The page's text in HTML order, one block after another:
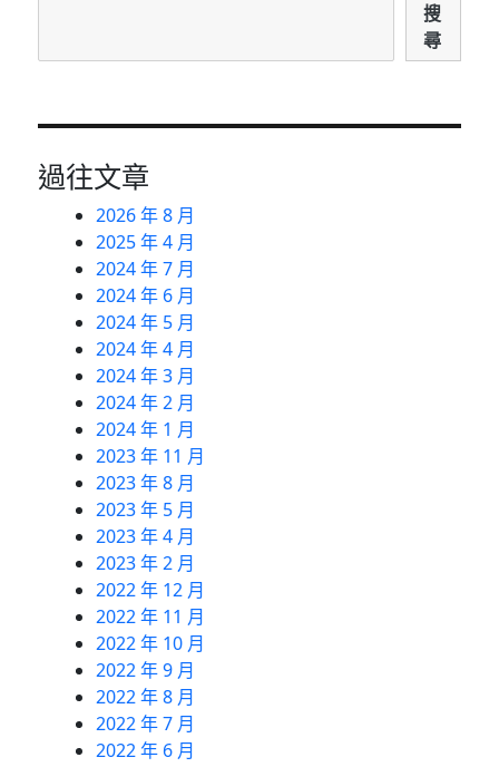
搜
尋
過往文章
2026 年 8 月
2025 年 4 月
2024 年 7 月
2024 年 6 月
2024 年 5 月
2024 年 4 月
2024 年 3 月
2024 年 2 月
2024 年 1 月
2023 年 11 月
2023 年 8 月
2023 年 5 月
2023 年 4 月
2023 年 2 月
2022 年 12 月
2022 年 11 月
2022 年 10 月
2022 年 9 月
2022 年 8 月
2022 年 7 月
2022 年 6 月